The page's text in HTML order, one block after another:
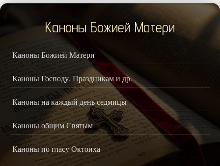
Каноны Божией Матери
Каноны Божией Матери
Каноны Господу, Праздникам и др.
Каноны на каждый день седмицы
Каноны общим Святым
Каноны по гласу Октоиха